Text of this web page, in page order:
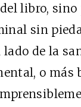
libro, sino
sin
de la
o más